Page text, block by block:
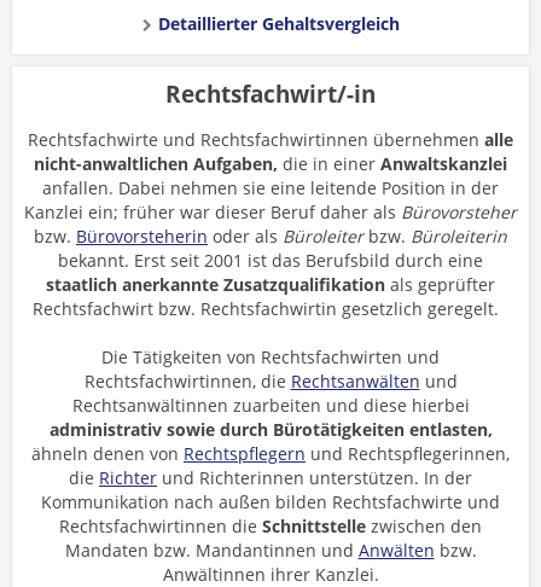
Detaillierter Gehaltsvergleich
Rechtsfachwirt/-in
Rechtsfachwirte und Rechtsfachwirtinnen übernehmen alle
nicht-anwaltlichen Aufgaben, die in einer Anwaltskanzlei
anfallen. Dabei nehmen sie eine leitende Position in der
Kanzlei ein; früher war dieser Beruf daher als Bürovorsteher
bzw. Bürovorsteherin oder als Büroleiterbzw. Büroleiterin
bekannt. Erst seit 2001 ist das Berufsbild durch eine
staatlich anerkannte Zusatzqualifikation als geprüfter
Rechtsfachwirt bzw. Rechtsfachwirtin gesetzlich geregelt.
Die Tätigkeiten von Rechtsfachwirten und
Rechtsfachwirtinnen, die Rechtsanwälten und
Rechtsanwältinnen zuarbeiten und diese hierbei
administrativ sowie durch Bürotätigkeiten entlasten,
ähneln denen von Rechtspflegern und Rechtspflegerinnen,
die Richter und Richterinnen unterstützen. In der
Kommunikation nach außen bilden Rechtsfachwirte und
Rechtsfachwirtinnen die Schnittstelle zwischen den
Mandaten bzw. Mandantinnen und Anwälten bzw.
Anwältinnen ihrer Kanzlei.